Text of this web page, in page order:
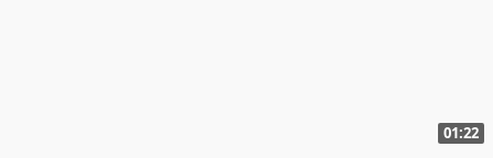
01:22